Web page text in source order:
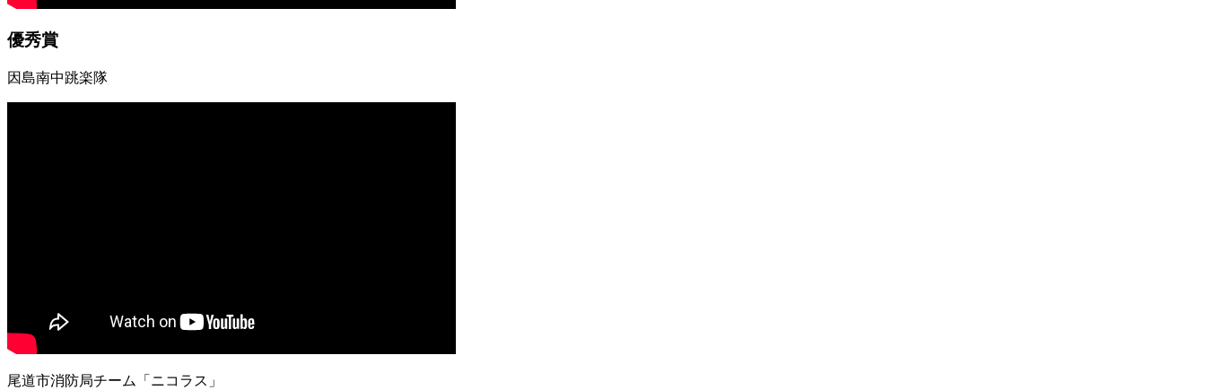
優秀賞
因島南中跳楽隊
尾道市消防局チーム「ニコラス」